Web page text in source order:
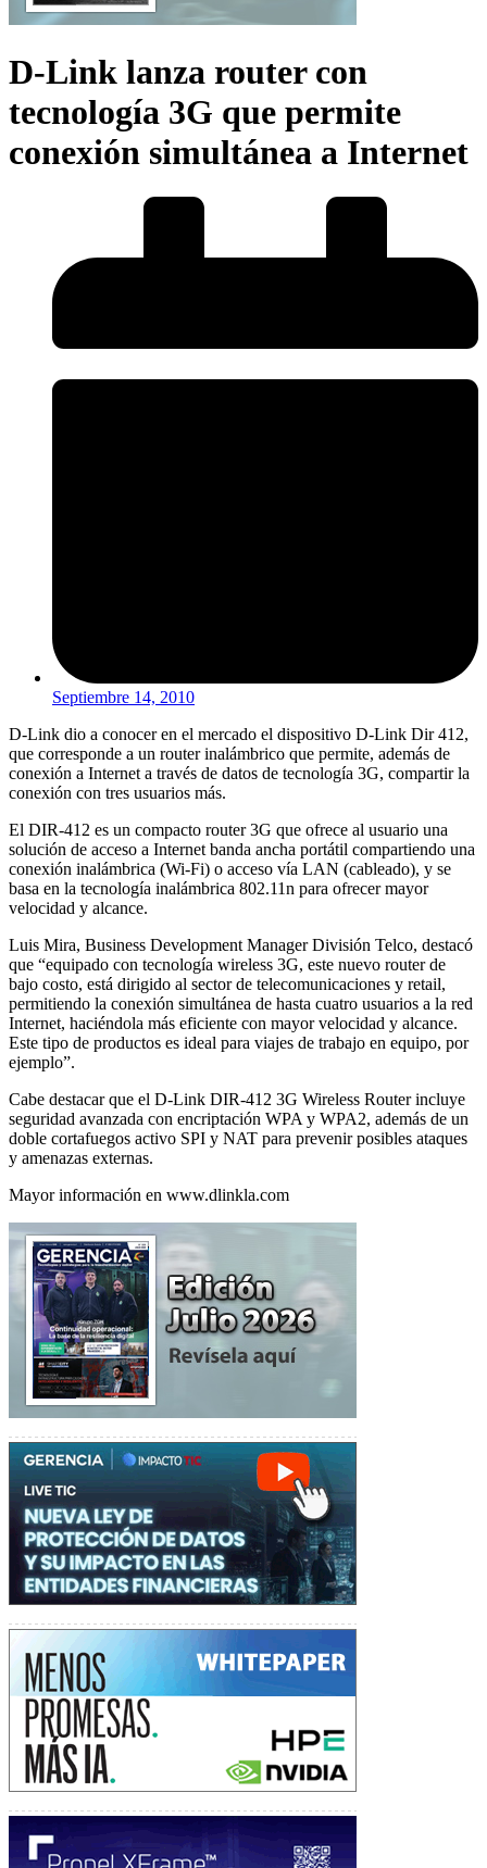
D-Link lanza router con
tecnología 3G que permite
conexión simultánea a Internet
Septiembre 14, 2010
D-Link dio a conocer en el mercado el dispositivo D-Link Dir 412,
que corresponde a un router inalámbrico que permite, además de
conexión a Internet a través de datos de tecnología 3G, compartir la
conexión con tres usuarios más.
El DIR-412 es un compacto router 3G que ofrece al usuario una
solución de acceso a Internet banda ancha portátil compartiendo una
conexión inalámbrica (Wi-Fi) o acceso vía LAN (cableado), y se
basa en la tecnología inalámbrica 802.11n para ofrecer mayor
velocidad y alcance.
Luis Mira, Business Development Manager División Telco, destacó
que “equipado con tecnología wireless 3G, este nuevo router de
bajo costo, está dirigido al sector de telecomunicaciones y retail,
permitiendo la conexión simultánea de hasta cuatro usuarios a la red
Internet, haciéndola más eficiente con mayor velocidad y alcance.
Este tipo de productos es ideal para viajes de trabajo en equipo, por
ejemplo”.
Cabe destacar que el D-Link DIR-412 3G Wireless Router incluye
seguridad avanzada con encriptación WPA y WPA2, además de un
doble cortafuegos activo SPI y NAT para prevenir posibles ataques
y amenazas externas.
Mayor información en www.dlinkla.com